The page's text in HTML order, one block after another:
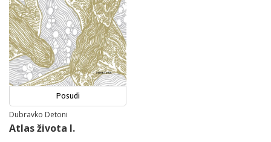
Posudi
Dubravko Detoni
Atlas života I.